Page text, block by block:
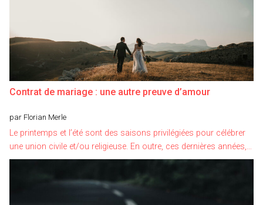
Contrat de mariage : une autre preuve d’amour
par Florian Merle
Le printemps et l’été sont des saisons privilégiées pour célébrer
une union civile et/ou religieuse. En outre, ces dernières années,…